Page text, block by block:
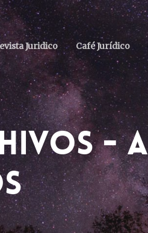
Juridico Café Jurídico
-